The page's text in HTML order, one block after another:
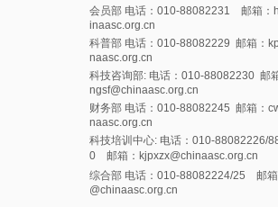
会员部 电话：010-88082231 邮箱：
inaasc.org.cn
科普部 电话：010-88082229 邮箱：
naasc.org.cn
科技咨询部: 电话：010-88082230 邮
ngsf@chinaasc.org.cn
财务部 电话：010-88082245 邮箱：
naasc.org.cn
科技培训中心: 电话：010-88082226/
0 邮箱：kjpxzx@chinaasc.org.cn
综合部 电话：010-88082224/25 邮
@chinaasc.org.cn